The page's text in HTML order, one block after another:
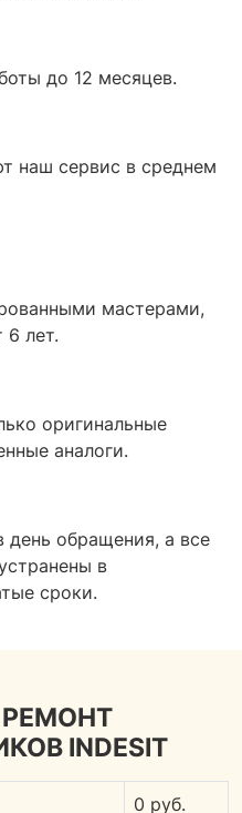
до 12 месяцев.
наш сервис в среднем
мастерами,
лет.
оригинальные
аналоги.
день обращения, а все
в
сроки.
INDESIT
0 руб.